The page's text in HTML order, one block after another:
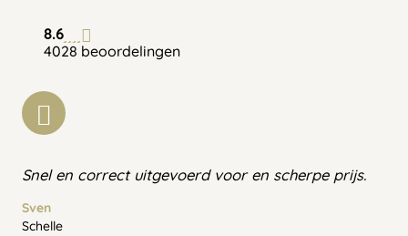
8.6
4028 beoordelingen
Snel en correct uitgevoerd voor en scherpe prijs.
Sven
Schelle